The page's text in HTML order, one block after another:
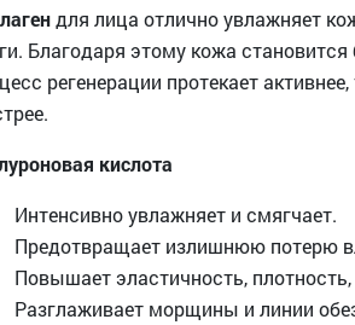
для лица отлично увлажняет
Благодаря этому кожа
регенерации протекает
кислота
Интенсивно увлажняет и смягчает.
Предотвращает излишнюю потерю
Повышает эластичность, плотность,
Разглаживает морщины и линии